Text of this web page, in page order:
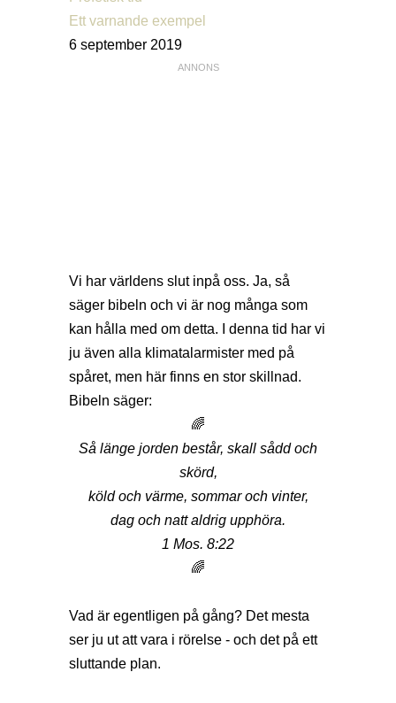
Ett varnande exempel
6 september 2019
Vi har världens slut inpå oss. Ja, så
säger bibeln och vi är nog många som
kan hålla med om detta. I denna tid har vi
ju även alla klimatalarmister med på
spåret, men här finns en stor skillnad.
Bibeln säger:
🌈
Så länge jorden består, skall sådd och
skörd,
köld och värme, sommar och vinter,
dag och natt aldrig upphöra.
1 Mos. 8:22
🌈
Vad är egentligen på gång? Det mesta
ser ju ut att vara i rörelse - och det på ett
sluttande plan.